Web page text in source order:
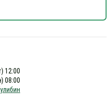
12:00
08:00